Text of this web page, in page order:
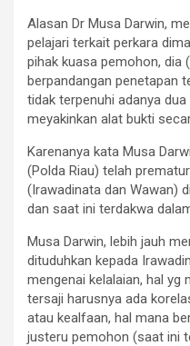
Alasan Dr Musa Darwin,
pelajari terkait perkara
pihak kuasa pemohon, dia
berpandangan penetapan
tidak terpenuhi adanya
meyakinkan alat bukti
Karenanya kata Musa
(Polda Riau) telah
(Irawadinata dan Wawan)
dan saat ini terdakwa
Musa Darwin, lebih jauh
dituduhkan kepada
mengenai kelalaian, hal yg
tersaji harusnya ada
atau kealfaan, hal mana
justeru pemohon (saat ini